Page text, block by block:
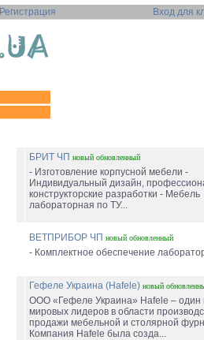
Регистрация Вход для
БРИТ ЧП новый обновленный
- Изготовление корпусной мебели -
Индивидуальный дизайн,
конструкторские разработки - Мебель
лабораторная по ТУ...
ВЕТПРИБОР ЧП новый обновленный
- Комплектное обеспечение
Гефеле Украина (Hafele) новый
ООО «Гефеле Украина» Hafele – один
мировых лидеров в области
продажи мебельной и столярной
Компания Hafele была созда...